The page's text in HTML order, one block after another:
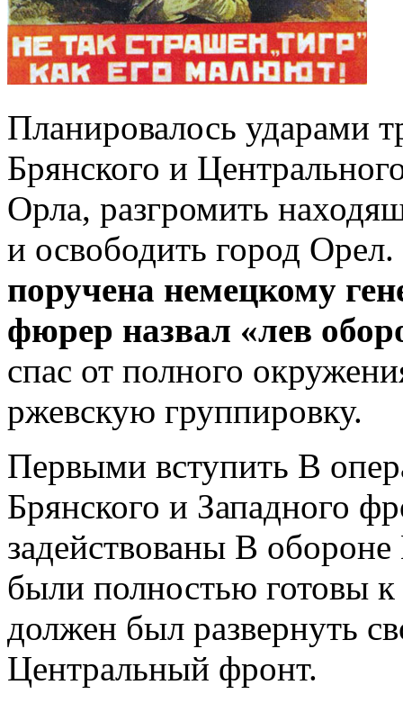
Планировалось ударами
Брянского и
Орла, разгромить
и освободить город Орел.
поручена немецкому
фюрер назвал «лев
спас от полного
ржевскую группировку.
Первыми вступить В
Брянского и Западного
задействованы В
были полностью готовы
должен был развернуть
Центральный фронт.